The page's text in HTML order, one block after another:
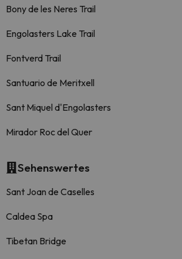
Bony de les Neres Trail
Engolasters Lake Trail
Fontverd Trail
Santuario de Meritxell
Sant Miquel d'Engolasters
Mirador Roc del Quer
Sehenswertes
Sant Joan de Caselles
Caldea Spa
Tibetan Bridge